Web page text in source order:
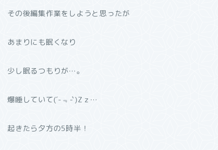
その後編集作業をしようと思ったが
あまりにも眠くなり
少し眠るつもりが…。
爆睡していて(´-﹃-`)Zｚ…
起きたら夕方の5時半！